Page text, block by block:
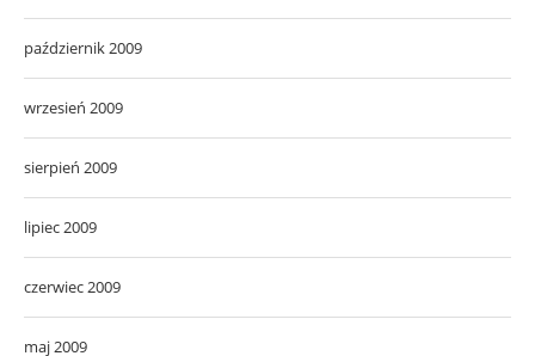
październik 2009
wrzesień 2009
sierpień 2009
lipiec 2009
czerwiec 2009
maj 2009